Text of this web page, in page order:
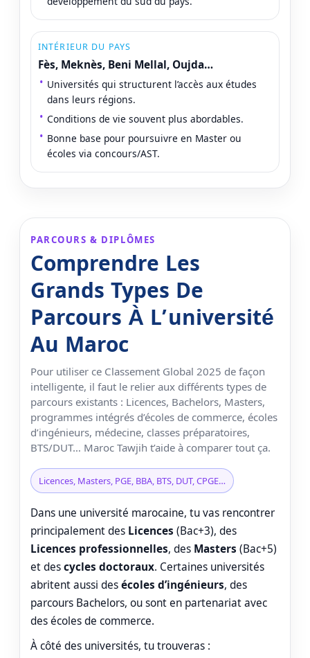
INTÉRIEUR DU PAYS
Fès, Meknès, Beni Mellal, Oujda…
Universités qui structurent l’accès aux études
dans leurs régions.
Conditions de vie souvent plus abordables.
Bonne base pour poursuivre en Master ou
écoles via concours/AST.
PARCOURS & DIPLÔMES
Comprendre Les
Grands Types De
Parcours À L’université
Au Maroc
Pour utiliser ce Classement Global 2025 de façon
intelligente, il faut le relier aux différents types de
parcours existants : Licences, Bachelors, Masters,
programmes intégrés d’écoles de commerce, écoles
d’ingénieurs, médecine, classes préparatoires,
BTS/DUT… Maroc Tawjih t’aide à comparer tout ça.
Licences, Masters, PGE, BBA, BTS, DUT, CPGE…
Dans une université marocaine, tu vas rencontrer
principalement des Licences (Bac+3), des
Licences professionnelles, des Masters (Bac+5)
et descycles doctoraux. Certaines universités
abritent aussi desécoles d’ingénieurs, des
parcours Bachelors, ou sont en partenariat avec
des écoles de commerce.
À côté des universités, tu trouveras :